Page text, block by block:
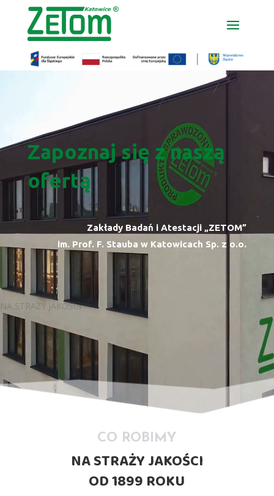
Zapoznaj się z naszą
ofertą
Zakłady Badań i Atestacji „ZETOM”
im. Prof. F. Stauba w Katowicach Sp. z o.o.
NA STRAŻY JAKOŚCI
CO ROBIMY
NA STRAŻY JAKOŚCI
OD 1899 ROKU